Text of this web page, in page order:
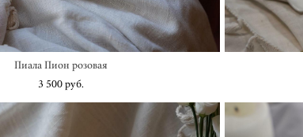
Пиала Пион розовая
3 500 pуб.